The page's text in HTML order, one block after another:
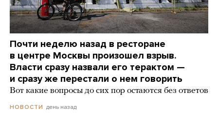
Почти неделю назад в ресторане
в центре Москвы произошел взрыв.
Власти сразу назвали его терактом —
и сразу же перестали о нем говорить
Вот какие вопросы до сих пор остаются без ответов
НОВОСТИ день назад